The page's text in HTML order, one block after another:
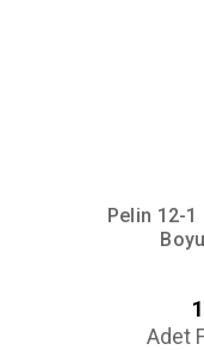
Pelin 12-
Adet